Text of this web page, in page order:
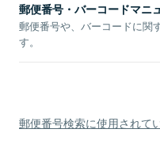
郵便番号・バーコードマニ
郵便番号や、バーコードに関
す。
郵便番号検索に使用されて